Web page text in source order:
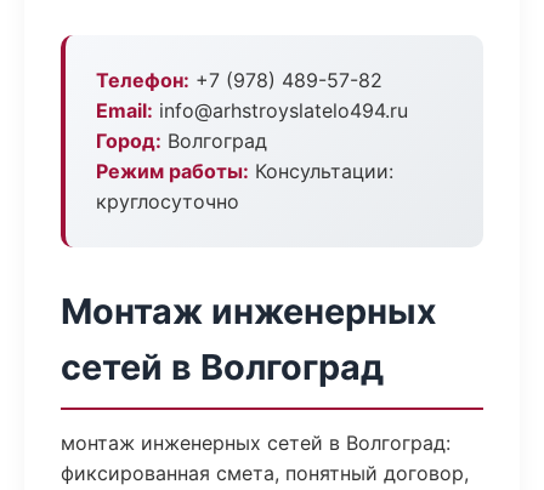
Телефон: +7 (978) 489-57-82
Email: info@arhstroyslatelo494.ru
Город: Волгоград
Режим работы: Консультации:
круглосуточно
Монтаж инженерных
сетей в Волгоград
монтаж инженерных сетей в Волгоград:
фиксированная смета, понятный договор,